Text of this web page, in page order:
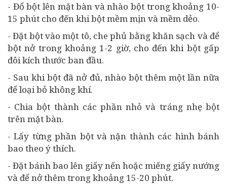
- Đổ bột lên mặt bàn và nhào bột trong khoảng 10-
15 phút cho đến khi bột mềm mịn và mềm dẻo.
- Đặt bột vào một tô, che phủ bằng khăn sạch và để
bột nở trong khoảng 1-2 giờ, cho đến khi bột gấp
đôi kích thước ban đầu.
- Sau khi bột đã nở đủ, nhào bột thêm một lần nữa
để loại bỏ không khí.
- Chia bột thành các phần nhỏ và tráng nhẹ bột
trên mặt bàn.
- Lấy từng phần bột và nặn thành các hình bánh
bao theo ý thích.
- Đặt bánh bao lên giấy nến hoặc miếng giấy nướng
và để nở thêm trong khoảng 15-20 phút.